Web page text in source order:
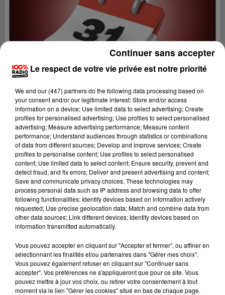
Lecture (1 min 14 sec)
100%
23 juin 2023 - 1 min 14 sec
L'AGENDA DE TOULOUSE DU 23/06/2023 À
07H49
Le respect de votre vie privée est notre priorité
We and our (447) partnersdo the following data processing based on
your consent and/or our legitimate interest: Store and/or access
information on a device; Use limited data to select advertising; Create
profiles for personalised advertising; Use profiles to select personalised
advertising; Measure advertising performance; Measure content
performance; Understand audiences through statistics or combinations
of data from different sources; Develop and improve services; Create
profiles to personalise content; Use profiles to select personalised
content; Use limited data to select content; Ensure security, prevent and
detect fraud, and fix errors; Deliver and present advertising and content;
Save and communicate privacy choices. These technologies may
process personal data such as IP address and browsing data to offer
following functionalities: Identify devices based on information actively
requested; Use precise geolocation data; Match and combine data from
other data sources; Link different devices; Identify devices based on
information transmitted automatically.
Vous pouvez accepter en cliquant sur "Accepter et fermer", ou affiner en
sélectionnant les finalités et/ou partenaires dans "Gérer mes choix".
Vous pouvez également refuser en cliquant sur "Continuer sans
accepter". Vos préférences ne s'appliqueront que pour ce site. Vous
pouvez mettre à jour vos choix, ou retirer votre consentement à tout
moment via le lien "Gérer les cookies" situé en bas de chaque page.
Continuer sans accepter